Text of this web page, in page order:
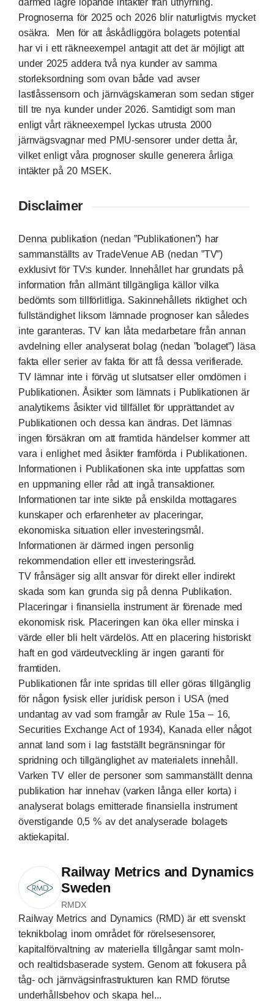
därmed lägre löpande intäkter från uthyrning.
Prognoserna för 2025 och 2026 blir naturligtvis mycket
osäkra. Men för att åskådliggöra bolagets potential
har vi i ett räkneexempel antagit att det är möjligt att
under 2025 addera två nya kunder av samma
storleksordning som ovan både vad avser
lastlåssensorn och järnvägskameran som sedan stiger
till tre nya kunder under 2026. Samtidigt som man
enligt vårt räkneexempel lyckas utrusta 2000
järnvägsvagnar med PMU-sensorer under detta år,
vilket enligt våra prognoser skulle generera årliga
intäkter på 20 MSEK.
Disclaimer
Denna publikation (nedan ”Publikationen”) har
sammanställts av TradeVenue AB (nedan ”TV”)
exklusivt för TV:s kunder. Innehållet har grundats på
information från allmänt tillgängliga källor vilka
bedömts som tillförlitliga. Sakinnehållets riktighet och
fullständighet liksom lämnade prognoser kan således
inte garanteras. TV kan låta medarbetare från annan
avdelning eller analyserat bolag (nedan ”bolaget”) läsa
fakta eller serier av fakta för att få dessa verifierade.
TV lämnar inte i förväg ut slutsatser eller omdömen i
Publikationen. Åsikter som lämnats i Publikationen är
analytikerns åsikter vid tillfället för upprättandet av
Publikationen och dessa kan ändras. Det lämnas
ingen försäkran om att framtida händelser kommer att
vara i enlighet med åsikter framförda i Publikationen.
Informationen i Publikationen ska inte uppfattas som
en uppmaning eller råd att ingå transaktioner.
Informationen tar inte sikte på enskilda mottagares
kunskaper och erfarenheter av placeringar,
ekonomiska situation eller investeringsmål.
Informationen är därmed ingen personlig
rekommendation eller ett investeringsråd.
TV frånsäger sig allt ansvar för direkt eller indirekt
skada som kan grunda sig på denna Publikation.
Placeringar i finansiella instrument är förenade med
ekonomisk risk. Placeringen kan öka eller minska i
värde eller bli helt värdelös. Att en placering historiskt
haft en god värdeutveckling är ingen garanti för
framtiden.
Publikationen får inte spridas till eller göras tillgänglig
för någon fysisk eller juridisk person i USA (med
undantag av vad som framgår av Rule 15a – 16,
Securities Exchange Act of 1934), Kanada eller något
annat land som i lag fastställt begränsningar för
spridning och tillgänglighet av materialets innehåll.
Varken TV eller de personer som sammanställt denna
publikation har innehav (varken långa eller korta) i
analyserat bolags emitterade finansiella instrument
överstigande 0,5 % av det analyserade bolagets
aktiekapital.
Railway Metrics and Dynamics
Sweden
RMDX
Railway Metrics and Dynamics (RMD) är ett svenskt
teknikbolag inom området för rörelsesensorer,
kapitalförvaltning av materiella tillgångar samt moln-
och realtidsbaserade system. Genom att fokusera på
tåg- och järnvägsinfrastrukturen kan RMD förutse
underhållsbehov och skapa hel...